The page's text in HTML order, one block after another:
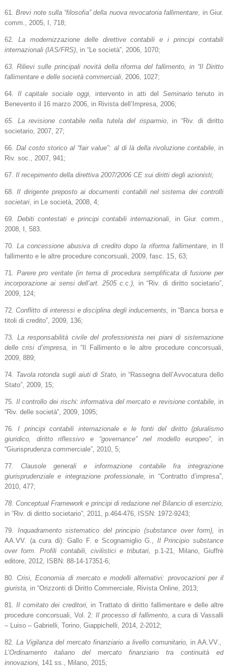
61 . Brevi note sulla “filosofia” della nuova revocatoria fallimentare , in Giur.
comm., 2005, I, 718;
62. La modernizzazione delle direttive contabili e i principi contabili
internazionali (IAS/FRS), in “Le società”, 2006, 1070;
63. Rilievi sulle principali novità della riforma del fallimento, in “Il Diritto
fallimentare e delle società commerciali, 2006, 1027;
64. Il capitale sociale oggi, intervento in atti del Seminariotenuto in
Benevento il 16 marzo 2006, in Rivista dell’Impresa, 2006;
65. La revisione contabile nella tutela del risparmio, in “Riv. di diritto
societario, 2007, 27;
66. Dal costo storico al “fair value”: al di là della rivoluzione contabile, in
Riv. soc., 2007, 941;
67. Il recepimento della direttiva 2007/2006 CE sui diritti degli azionisti;
68. Il dirigente preposto ai documenti contabili nel sistema dei controlli
societari, in Le società, 2008, 4;
69. Debiti contestati e principi contabili internazionali , in Giur. comm.,
2008, I, 583.
70. La concessione abusiva di credito dopo la riforma fallimentare , in Il
fallimento e le altre procedure concorsuali, 2009, fasc. 1S, 63;
71
. Parere pro veritate (in tema di procedura semplificata di fusione per
incorporazione ai sensi dell’art. 2505 c.c.), in “Riv. di diritto societario”,
2009, 124;
72. Conflitto di interessi e disciplina degli inducements, in “Banca borsa e
titoli di credito”, 2009, 136;
73. La responsabilità civile del professionista nei piani di sistemazione
delle crisi d’impresa, in “Il Fallimento e le altre procedure concorsuali,
2009, 889;
74. Tavola rotonda sugli aiuti di Stato, in “Rassegna dell’Avvocatura dello
Stato”, 2009, 15;
75. Il controllo dei rischi: informativa del mercato e revisione contabile, in
“Riv. delle società”, 2009, 1095;
76. I principi contabili internazionale e le fonti del diritto (pluralismo
giuridico, diritto riflessivo e “governance” nel modello europeo”, in
“Giurisprudenza commerciale”, 2010, 5;
77. Clausole generali e informazione contabile fra integrazione
giurisprudenziale e integrazione professionale, in “Contratto d’impresa”,
2010, 477;
78. Conceptual Framework e principi di redazione nel Bilancio di esercizio,
in “Riv. di diritto societario”, 2011, p.464-476, ISSN: 1972-9243;
79. Inquadramento sistematico del principio (substance over form), in
AA.VV. (a cura di): Gallo F. e Scognamiglio G., Il Principio substance
over form. Profili contabili, civilistici e tributari, p.1-21, Milano, Giuffrè
editore, 2012, ISBN: 88-14-17351-6;
80.
Crisi, Economia di mercato e modelli alternativi: provocazioni per il
giurista, in “Orizzonti di Diritto Commerciale, Rivista Online, 2013;
81.Il comitato dei creditori, in Trattato di diritto fallimentare e delle altre
procedure concorsuali, Vol. 2:Il processo di fallimento, a cura di Vassalli
– Luiso – Gabrielli, Torino, Giappichelli, 2014, 2-2012;
82. La Vigilanza del mercato finanziario a livello comunitario, in AA.VV.,
L’Ordinamento italiano del mercato finanziario tra continuità ed
innovazioni, 141 ss., Milano, 2015;